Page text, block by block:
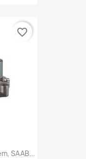
SAAB...
favorite_border